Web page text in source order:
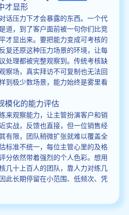
才显形
话压力下才会暴露的东西。一个代
道，到了客户面前被一句你们比竞
才显出来。要把能力变成可考核的
复还原这种压力场景的环境，让每
处理都被完整观察到。传统考核缺
察场，真实拜访不可复制也无法回
到极少数场景，能力始终是雾里看
模化的能力评估
来观察能力，让主管扮演客户和销
实战，反馈也直接，但一位销售经
有限，团队稍微扩张就难以覆盖全
标准不统一，每位主管心里的及格
分依然带着强烈的个人色彩。想用
几十上百人的团队，靠人力对练几
此长期停留在小范围、低频次、凭